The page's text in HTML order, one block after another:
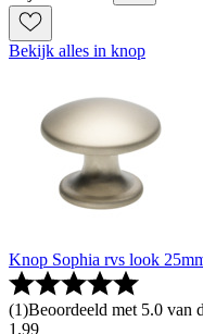
Bekijk alles in knop
Knop Sophia rvs look
(1)Beoordeeld met 5.0 van
1 .99